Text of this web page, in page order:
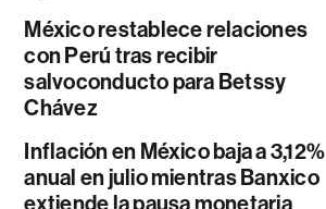
México restablece relaciones
con Perú tras recibir
salvoconducto para Betssy
Chávez
Inflación en México baja a 3,12%
anual en julio mientras Banxico
extiende la pausa monetaria